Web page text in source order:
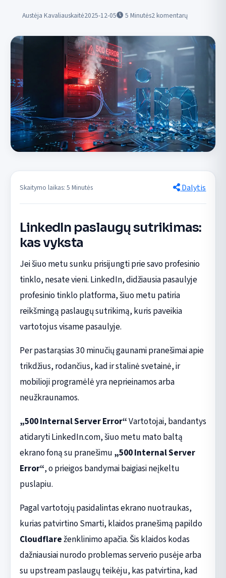
Austėja Kavaliauskaitė2025-12-05 5 Minutės2 komentarų
Skaitymo laikas: 5 Minutės Dalytis
LinkedIn paslaugų sutrikimas:
kas vyksta
Jei šiuo metu sunku prisijungti prie savo profesinio
tinklo, nesate vieni. LinkedIn, didžiausia pasaulyje
profesinio tinklo platforma, šiuo metu patiria
reikšmingą paslaugų sutrikimą, kuris paveikia
vartotojus visame pasaulyje.
Per pastarąsias 30 minučių gaunami pranešimai apie
trikdžius, rodančius, kad ir stalinė svetainė, ir
mobilioji programėlė yra neprieinamos arba
neužkraunamos.
„500 Internal Server Error“Vartotojai, bandantys
atidaryti LinkedIn.com, šiuo metu mato baltą
ekrano foną su pranešimu „500 Internal Server
Error“, o prieigos bandymai baigiasi neįkeltu
puslapiu.
Pagal vartotojų pasidalintas ekrano nuotraukas,
kurias patvirtino Smarti, klaidos pranešimą papildo
Cloudflareženklinimo apačia. Šis klaidos kodas
dažniausiai nurodo problemas serverio pusėje arba
su upstream paslaugų teikėju, kas patvirtina, kad